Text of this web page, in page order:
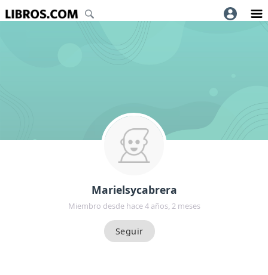
Marielsycabrera
Miembro desde hace 4 años, 2 meses